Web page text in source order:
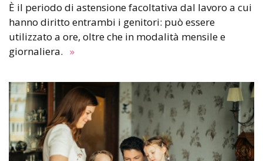
È il periodo di astensione facoltativa dal lavoro a cui
hanno diritto entrambi i genitori: può essere
utilizzato a ore, oltre che in modalità mensile e
giornaliera. »